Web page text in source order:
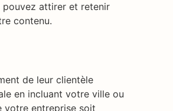
pouvez attirer et retenir
contenu.
de leur clientèle
en incluant votre ville ou
votre entreprise soit